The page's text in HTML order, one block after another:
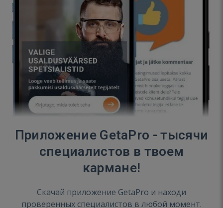
Приложение GetaPro - тысячи
специалистов в твоем
кармане!
Скачай приложение GetaPro и находи
проверенных специалистов в любой момент.